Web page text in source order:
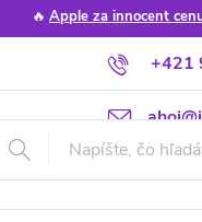
🔥 Apple za innocent
+421
Poradňa